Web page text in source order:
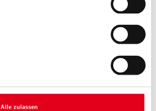
Alle zulassen